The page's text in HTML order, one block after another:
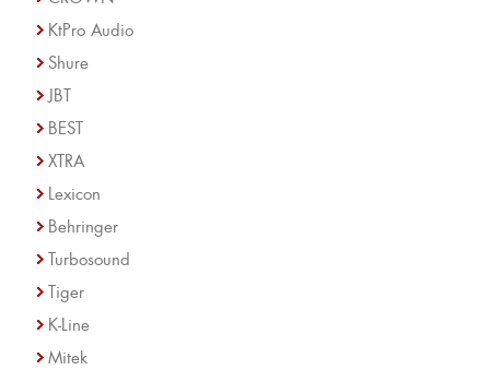
KtPro Audio
Shure
JBT
BEST
XTRA
Lexicon
Behringer
Turbosound
Tiger
K-Line
Mitek